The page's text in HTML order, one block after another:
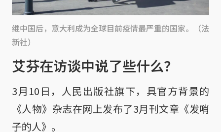
继中国后，意大利成为全球目前疫情最严重的国家。（法
新社）
艾芬在访谈中说了些什么？
3月10日，人民出版社旗下，具官方背景的
《人物》杂志在网上发布了3月刊文章《发哨
子的人》。